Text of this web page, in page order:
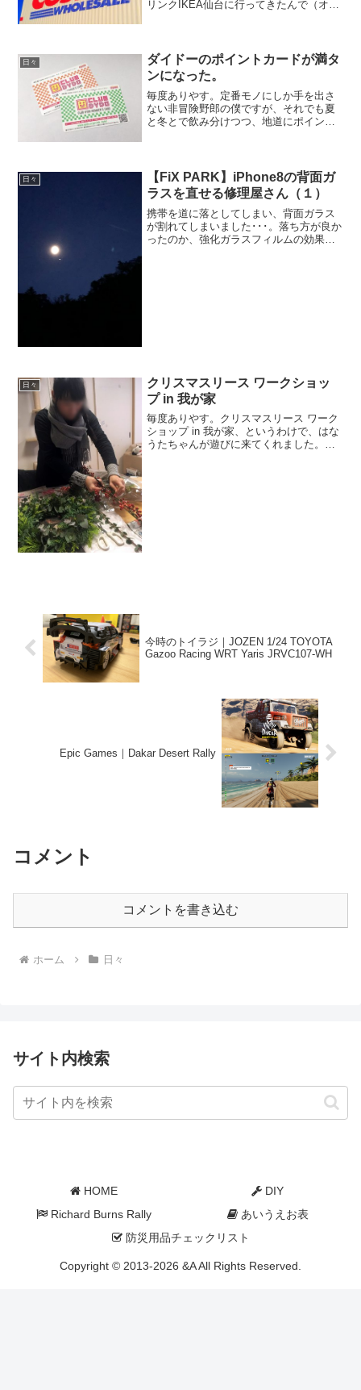
リンクIKEA仙台に行ってきたんで（オー
日々
ダイドーのポイントカードが満タ
ンになった。
毎度ありやす。定番モノにしか手を出さ
ない非冒険野郎の僕ですが、それでも夏
と冬とで飲み分けつつ、地道にポイント
するにはポイントが...
日々
【FiX PARK】iPhone8の背面ガ
ラスを直せる修理屋さん（１）
携帯を道に落としてしまい、背面ガラス
が割れてしまいました･･･。落ち方が良か
ったのか、強化ガラスフィルムの効果
日々
クリスマスリース ワークショッ
プ in 我が家
毎度ありやす。クリスマスリース ワーク
ショップ in 我が家、というわけで、はな
うたちゃんが遊びに来てくれました。材
今時のトイラジ｜JOZEN 1/24 TOYOTA
Gazoo Racing WRT Yaris JRVC107-WH
Epic Games｜Dakar Desert Rally
コメント
コメントを書き込む
ホーム 日々
サイト内検索
HOME
DIY
Richard Burns Rally
あいうえお表
防災用品チェックリスト
Copyright © 2013-2026 &A All Rights Reserved.